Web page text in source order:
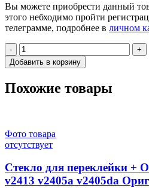
Вы можете приобрести данный
этого небходимо пройти
телеграмме, подробнее в личном
-
+
Добавить в корзину
Похожие товары
Фото товара
отсутствует
Стекло для переклейки +
v2413 v2405a v2405da